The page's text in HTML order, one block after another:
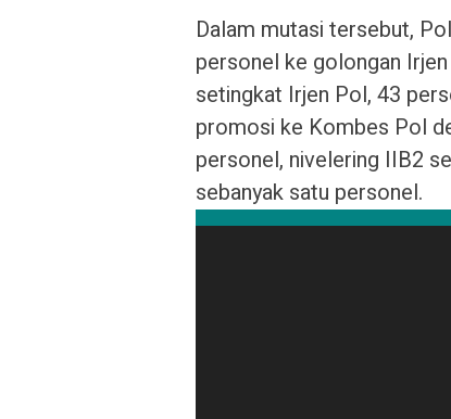
Dalam mutasi tersebut,
personel ke golongan
setingkat Irjen Pol, 43
promosi ke Kombes Pol
personel, nivelering IIB2
sebanyak satu personel.